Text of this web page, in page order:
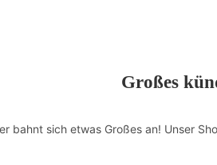
Großes
bahnt sich etwas Großes an! Unser